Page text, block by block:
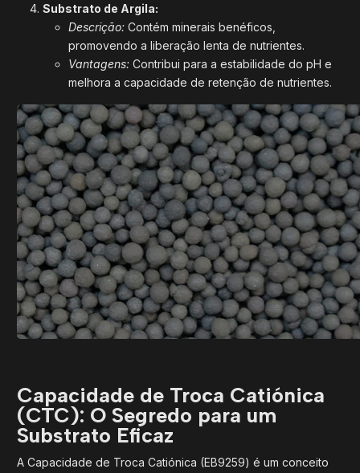
Substrato de Argila:
Descrição: Contém minerais benéficos,
promovendo a liberação lenta de nutrientes.
Vantagens: Contribui para a estabilidade do pH e
melhora a capacidade de retenção de nutrientes.
Capacidade de Troca Catiónica
(CTC): O Segredo para um
Substrato Eficaz
A Capacidade de Troca Catiónica (EB9259) é um conceito